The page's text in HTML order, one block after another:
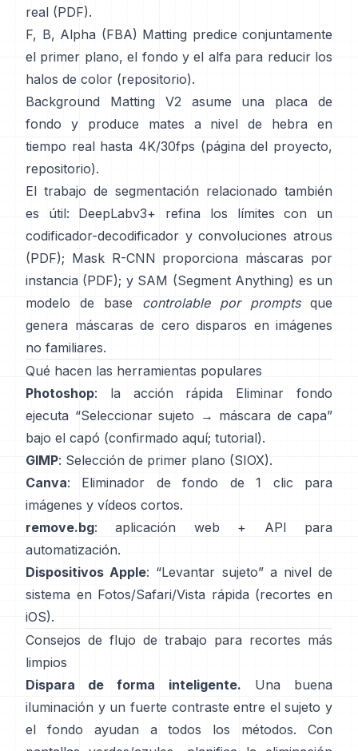
real (PDF).
F, B, Alpha (FBA) Matting predice conjuntamente
el primer plano, el fondo y el alfa para reducir los
halos de color (repositorio).
Background Matting V2 asume una placa de
fondo y produce mates a nivel de hebra en
tiempo real hasta 4K/30fps (página del proyecto,
repositorio).
El trabajo de segmentación relacionado también
es útil:
DeepLabv3+ refina los límites con un
codificador-decodificador y convoluciones atrous
(PDF); Mask R-CNN proporciona máscaras por
instancia (PDF); y SAM (Segment Anything) es un
modelo de base controlable por promptsque
genera máscaras de cero disparos en imágenes
no familiares.
Qué hacen las herramientas populares
Photoshop: la acción rápida Eliminar fondo
ejecuta “Seleccionar sujeto → máscara de capa”
bajo el capó (confirmado aquí; tutorial).
GIMP: Selección de primer plano (SIOX).
Canva: Eliminador de fondo de 1 clic para
imágenes y vídeos cortos.
remove.bg: aplicación web + API para
automatización.
Dispositivos Apple: “Levantar sujeto” a nivel de
sistema en Fotos/Safari/Vista rápida (recortes en
iOS).
Consejos de flujo de trabajo para recortes más
limpios
Dispara de forma inteligente. Una buena
iluminación y un fuerte contraste entre el sujeto y
el fondo ayudan a todos los métodos. Con